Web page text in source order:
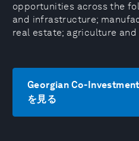
opportunities across the
and infrastructure;
real estate; agriculture
Georgian Co-
を見る